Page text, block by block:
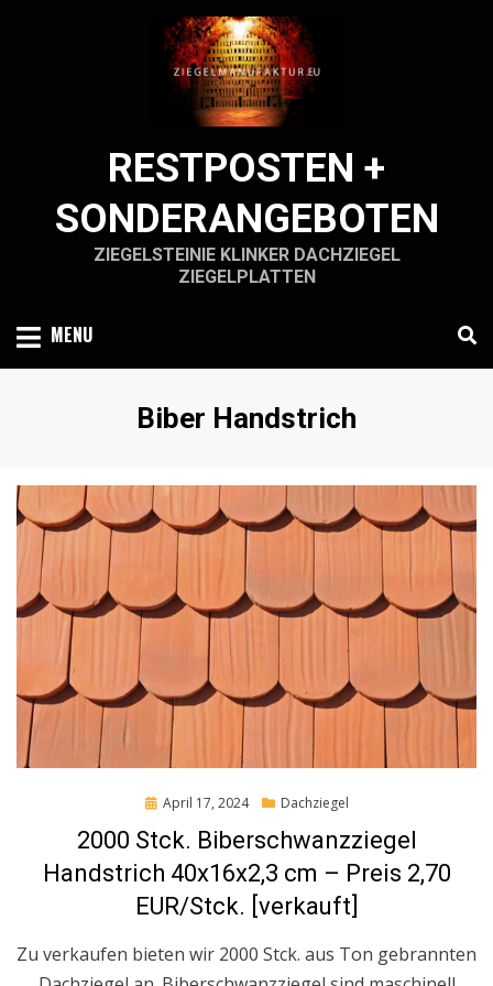
RESTPOSTEN +
SONDERANGEBOTEN
ZIEGELSTEINIE KLINKER DACHZIEGEL
ZIEGELPLATTEN
MENU
Schlagwort
:
Biber Handstrich
Posted
April 17, 2024 Dachziegel
2000 Stck. Biberschwanzziegel
Handstrich 40x16x2,3 cm – Preis 2,70
EUR/Stck. [verkauft]
Zu verkaufen bieten wir 2000 Stck. aus Ton gebrannten